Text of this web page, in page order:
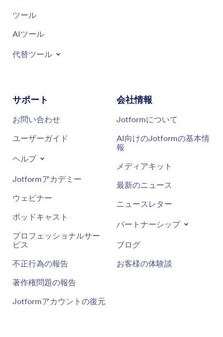
ツール
AIツール
代替ツール
サポート
お問い合わせ
ユーザーガイド
ヘルプ
Jotformアカデミー
ウェビナー
ポッドキャスト
プロフェッショナルサー
ビス
不正行為の報告
著作権問題の報告
Jotformアカウントの復元
会社情報
Jotformについて
AI向けのJotformの基本情
報
メディアキット
最新のニュース
ニュースレター
パートナーシップ
ブログ
お客様の体験談